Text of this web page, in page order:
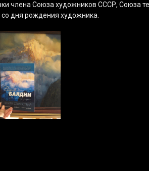
члена Союза художников СССР, Союза
дня рождения художника.